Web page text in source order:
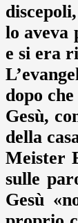
lo aveva
e si era
dopo
Gesù,
della
Meister
sulle
Gesù